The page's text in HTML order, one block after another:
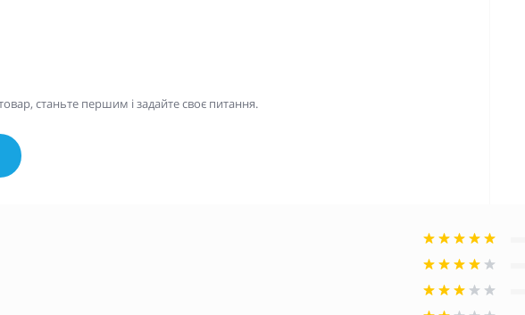
станьте першим і задайте своє питання.